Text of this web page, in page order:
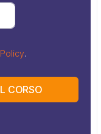
.
CORSO